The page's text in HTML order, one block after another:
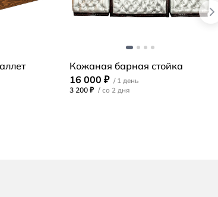
Кожаная барная стойка
16 000 ₽
3 200 ₽ /